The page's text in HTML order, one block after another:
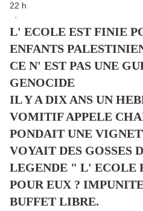
22 h
·
L' ECOLE EST FINIE
ENFANTS
CE N' EST PAS UNE
GENOCIDE
IL Y A DIX ANS UN
VOMITIF APPELE
PONDAIT UNE
VOYAIT DES GOSSES
LEGENDE " L' ECOLE
POUR EUX ?
BUFFET LIBRE.